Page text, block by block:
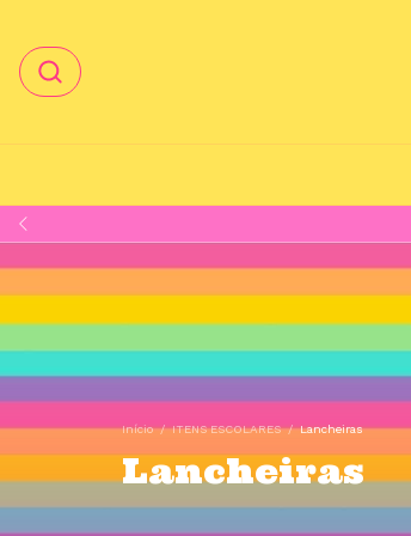
Início / ITENS ESCOLARES / Lancheiras
Lancheiras